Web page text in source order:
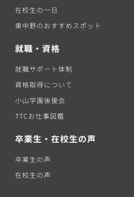
在校生の一日
東中野のおすすめスポット
就職・資格
就職サポート体制
資格取得について
小山学園後援会
TTCお仕事図鑑
卒業生・在校生の声
卒業生の声
在校生の声